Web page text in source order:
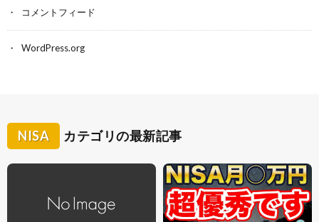
コメントフィード
WordPress.org
NISA カテゴリの最新記事